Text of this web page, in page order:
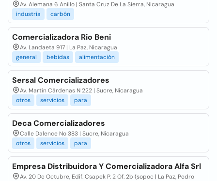
Av. Alemana 6 Anillo | Santa Cruz De La Sierra, Nicaragua
industria
carbón
Comercializadora Rio Beni
Av. Landaeta 917 | La Paz, Nicaragua
general
bebidas alimentación
Sersal Comercializadores
Av. Martín Cárdenas N 222 | Sucre, Nicaragua
otros
servicios para
Deca Comercializadores
Calle Dalence No 383 | Sucre, Nicaragua
otros
servicios para
Empresa Distribuidora Y Comercializadora Alfa Srl
Av. 20 De Octubre, Edif. Csapek P. 2 Of. 2b (sopoc | La Paz, Pedro